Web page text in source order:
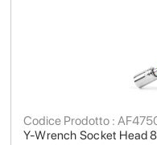
Y-Wrench Socket Head
Codice Prodotto :